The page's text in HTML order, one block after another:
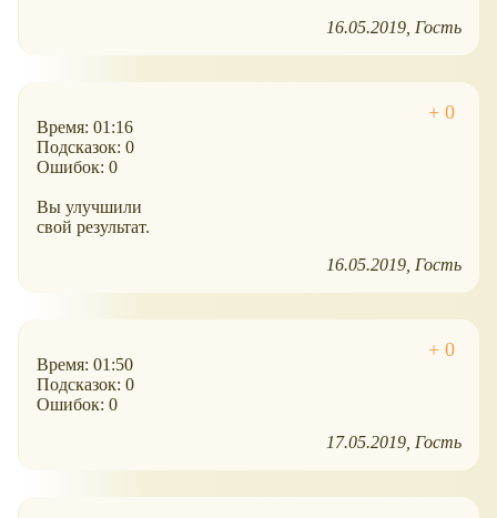
16.05.2019 Гость
Время: 01:16
Подсказок: 0
Ошибок: 0
Вы улучшили
свой результат.
16.05.2019 Гость
Время: 01:50
Подсказок: 0
Ошибок: 0
17.05.2019 Гость